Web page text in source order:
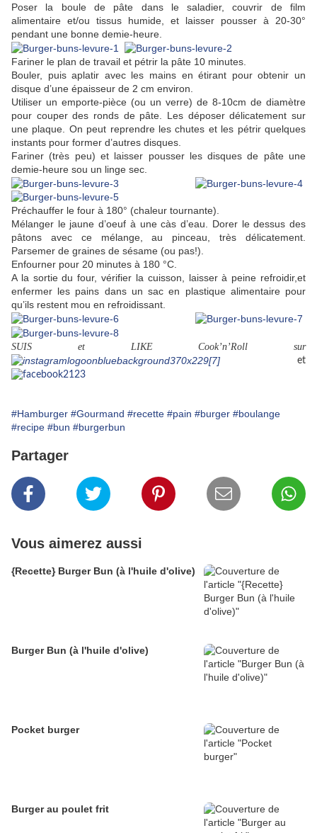
Poser la boule de pâte dans le saladier, couvrir de film
alimentaire et/ou tissus humide, et laisser pousser à 20-30°
pendant une bonne demie-heure.
Fariner le plan de travail et pétrir la pâte 10 minutes.
Bouler, puis aplatir avec les mains en étirant pour obtenir un
disque d’une épaisseur de 2 cm environ.
Utiliser un emporte-pièce (ou un verre) de 8-10cm de diamètre
pour couper des ronds de pâte. Les déposer délicatement sur
une plaque. On peut reprendre les chutes et les pétrir quelques
instants pour former d’autres disques.
Fariner (très peu) et laisser pousser les disques de pâte une
demie-heure sou un linge sec.
Préchauffer le four à 180° (chaleur tournante).
Mélanger le jaune d’oeuf à une càs d’eau. Dorer le dessus des
pâtons avec ce mélange, au pinceau, très délicatement.
Parsemer de graines de sésame (ou pas!).
Enfourner pour 20 minutes à 180 °C.
A la sortie du four, vérifier la cuisson, laisser à peine refroidir,et
enfermer les pains dans un sac en plastique alimentaire pour
qu’ils restent mou en refroidissant.
SUIS et LIKE Cook’n’Roll sur
et
#Hamburger #Gourmand #recette #pain #burger #boulange
#recipe #bun #burgerbun
Partager
Vous aimerez aussi
{Recette} Burger Bun (à l'huile d'olive)
Burger Bun (à l'huile d'olive)
Pocket burger
Burger au poulet frit